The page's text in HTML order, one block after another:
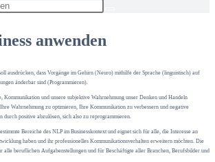
anwenden
ausdrücken, dass Vorgänge im Gehirn (Neuro) mithilfe der Sprache (linguistisch) auf
änderbar sind (Programmieren).
Kommunikation und unsere subjektive Wahrnehmung unser Denken und Handeln
Wahrnehmung zu optimieren, Ihre Kommunikation zu verbessern und negative
durch positive abzulösen, sich also zu reprogrammieren.
Bereiche des NLP im Businesskontext und eignet sich für alle, die Interesse an
haben und ihr professionelles Kommunikationsverhalten erweitern möchten. Die
alle beruflichen Aufgabenstellungen und für Beschäftigte aller Branchen, Berufsbilder und